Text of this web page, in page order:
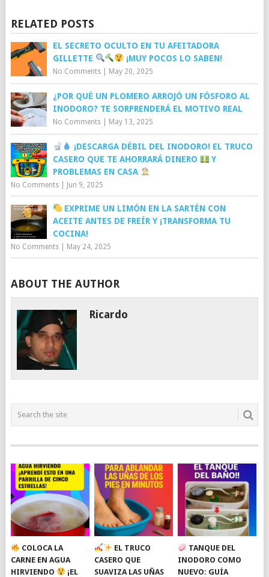
RELATED POSTS
EL SECRETO OCULTO EN TU AFEITADORA
GILLETTE
¡MUY POCOS LO SABEN!
No Comments| May 20, 2025
¿POR QUÉ UN PLOMERO ARROJÓ UN FÓSFORO AL
INODORO? TE SORPRENDERÁ EL MOTIVO REAL
No Comments| May 13, 2025
¡DESCARGA DÉBIL DEL INODORO! EL TRUCO
CASERO QUE TE AHORRARÁ DINERO
Y
PROBLEMAS EN CASA
No Comments| Jun 9, 2025
EXPRIME UN LIMÓN EN LA SARTÉN CON
ACEITE ANTES DE FREÍR Y ¡TRANSFORMA TU
COCINA!
No Comments| May 24, 2025
ABOUT THE AUTHOR
Ricardo
COLOCA LA
CARNE EN AGUA
HIRVIENDO
¡EL
EL TRUCO
CASERO QUE
SUAVIZA LAS UÑAS
TANQUE DEL
INODORO COMO
NUEVO: GUÍA